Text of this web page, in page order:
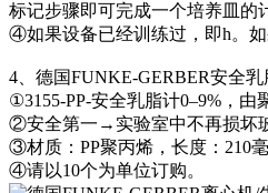
标记步骤即可完成一个培养皿的
④如果设备已经训练过，即h。
4、德国FUNKE-GERBER安全乳
①3155-PP-安全乳脂计0–9%，由
②安全第一→实验室中不再损坏
③材质：PP聚丙烯，长度：210
④请以10个为单位订购。